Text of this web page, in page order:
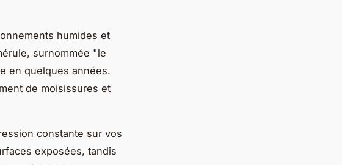
humides et
surnommée "le
en quelques années.
de moisissures et
constante sur vos
exposées, tandis